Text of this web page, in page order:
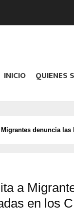
INICIO QUIENES
denuncia
a
en los